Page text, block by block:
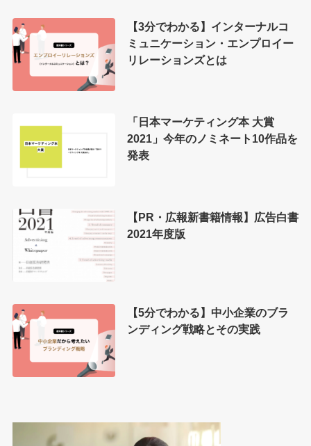
【3分でわかる】インターナルコ
ミュニケーション・エンプロイー
リレーションズとは
「日本マーケティング本 大賞
2021」今年のノミネート10作品を
発表
【PR・広報新書籍情報】広告白書
2021年度版
【5分でわかる】中小企業のブラ
ンディング戦略とその実践